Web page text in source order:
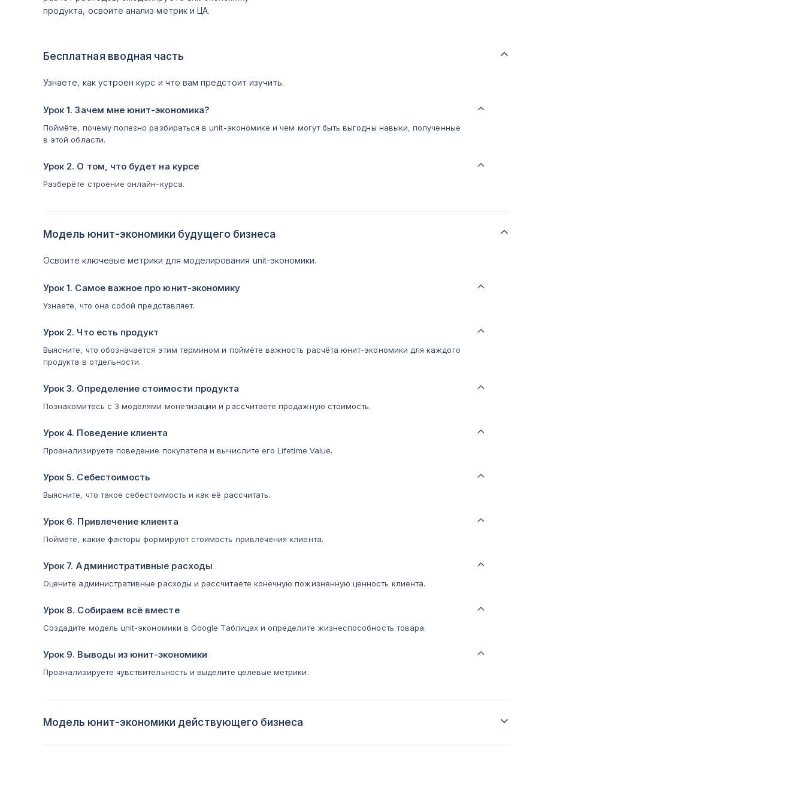
продукта, освоите анализ метрик и ЦА.
Бесплатная вводная часть
Узнаете, как устроен курс и что вам предстоит изучить.
Урок 1. Зачем мне юнит-экономика?
Поймёте, почему полезно разбираться в unit-экономике и чем могут быть выгодны навыки, полученные
в этой области.
Урок 2. О том, что будет на курсе
Разберёте строение онлайн-курса.
Модель юнит-экономики будущего бизнеса
Освоите ключевые метрики для моделирования unit-экономики.
Урок 1. Самое важное про юнит-экономику
Узнаете, что она собой представляет.
Урок 2. Что есть продукт
Выясните, что обозначается этим термином и поймёте важность расчёта юнит-экономики для каждого
продукта в отдельности.
Урок 3. Определение стоимости продукта
Познакомитесь с 3 моделями монетизации и рассчитаете продажную стоимость.
Урок 4. Поведение клиента
Проанализируете поведение покупателя и вычислите его Lifetime Value.
Урок 5. Себестоимость
Выясните, что такое себестоимость и как её рассчитать.
Урок 6. Привлечение клиента
Поймёте, какие факторы формируют стоимость привлечения клиента.
Урок 7. Административные расходы
Оцените административные расходы и рассчитаете конечную пожизненную ценность клиента.
Урок 8. Собираем всё вместе
Создадите модель unit-экономики в Google Таблицах и определите жизнеспособность товара.
Урок 9. Выводы из юнит-экономики
Проанализируете чувствительность и выделите целевые метрики.
Модель юнит-экономики действующего бизнеса